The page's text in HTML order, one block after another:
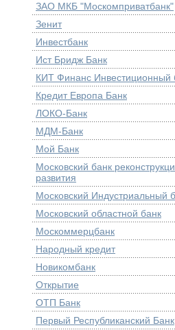
ЗАО МКБ "Москомприватбанк"
Зенит
Инвестбанк
Ист Бридж Банк
КИТ Финанс Инвестиционный
Кредит Европа Банк
ЛОКО-Банк
МДМ-Банк
Мой Банк
Московский банк
развития
Московский Индустриальный
Московский областной банк
Москоммерцбанк
Народный кредит
Новикомбанк
Открытие
ОТП Банк
Первый Республиканский Банк